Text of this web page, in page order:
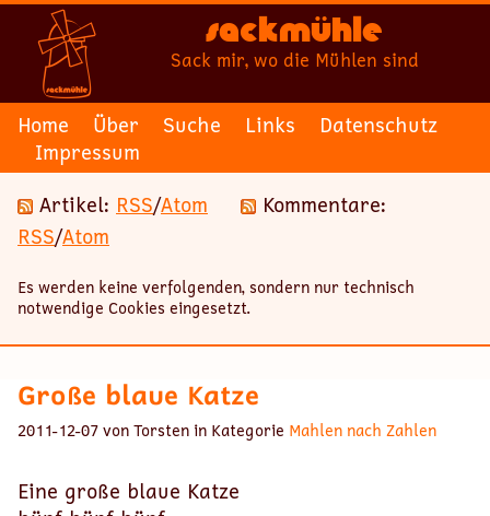
Sackmühle
Sack mir, wo die Mühlen sind
Home Über Suche Links
Datenschutz
Impressum
Artikel: RSS/Atom
Kommentare:
RSS/Atom
Es werden keine verfolgenden, sondern nur technisch
notwendige Cookies eingesetzt.
Große blaue Katze
2011-12-07 von Torsten in Kategorie Mahlen nach Zahlen
Eine große blaue Katze